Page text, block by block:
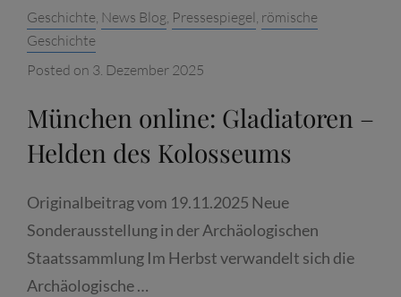
Categories:
Geschichte, News Blog, Pressespiegel, römische
Geschichte
Posted on 3. Dezember 2025
München online: Gladiatoren –
Helden des Kolosseums
Originalbeitrag vom 19.11.2025 Neue
Sonderausstellung in der Archäologischen
Staatssammlung Im Herbst verwandelt sich die
Archäologische …